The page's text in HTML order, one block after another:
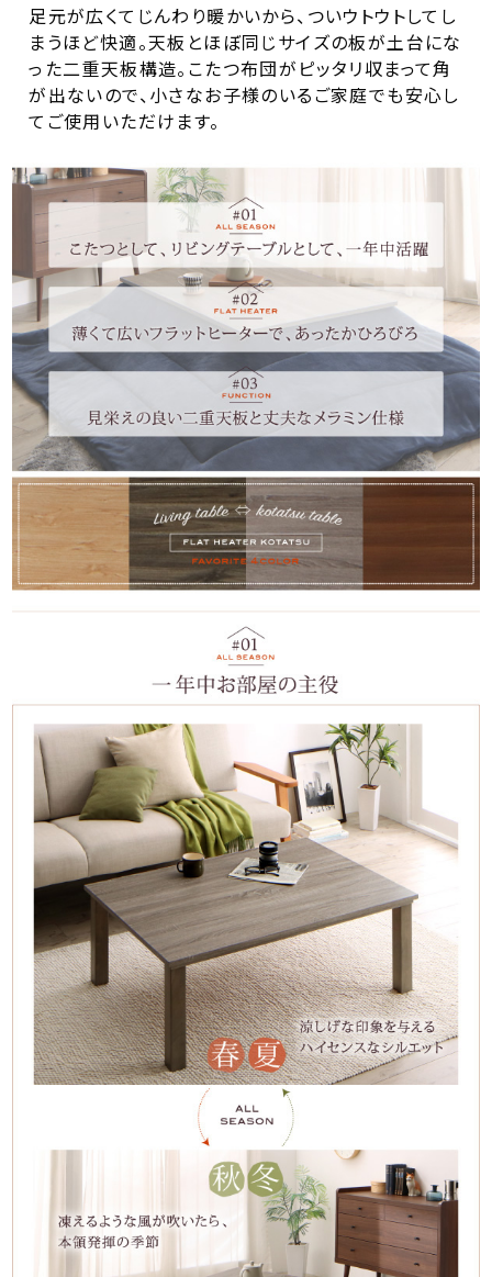
足元が広くてじんわり暖かいから、ついウトウトしてし
まうほど快適。天板とほぼ同じサイズの板が土台にな
った二重天板構造。こたつ布団がピッタリ収まって角
が出ないので、小さなお子様のいるご家庭でも安心し
てご使用いただけます。